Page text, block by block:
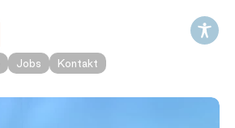
Jobs Kontakt